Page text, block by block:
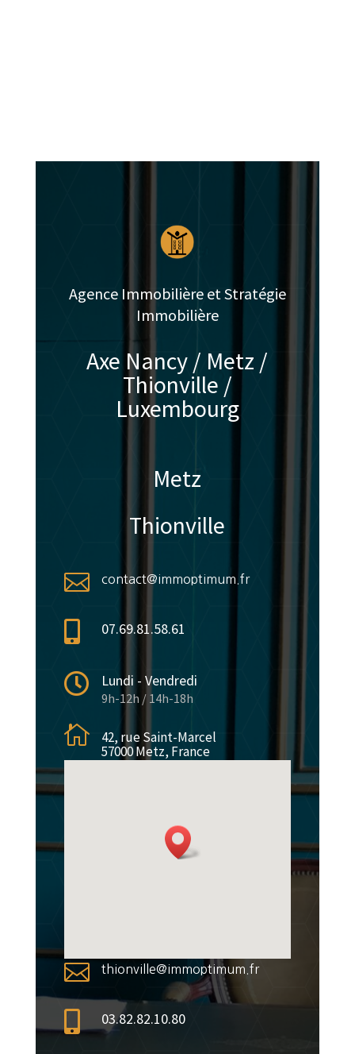
Agence Immobilière et Stratégie
Immobilière
Axe Nancy / Metz /
Thionville /
Luxembourg
Metz
Thionville
 contact@immoptimum.fr
 07.69.81.58.61
 Lundi - Vendredi
9h-12h / 14h-18h

42, rue Saint-Marcel
57000 Metz, France
 thionville@immoptimum.fr
 03.82.82.10.80